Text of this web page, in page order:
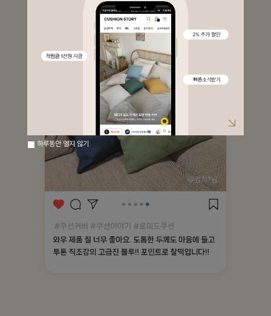
하루동안 열지 않기